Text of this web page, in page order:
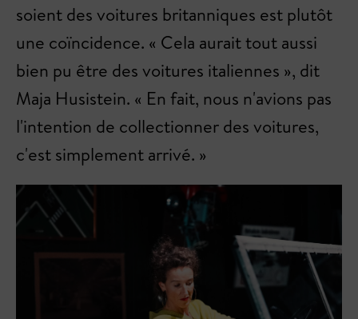
soient des voitures britanniques est plutôt
une coïncidence. « Cela aurait tout aussi
bien pu être des voitures italiennes », dit
Maja Husistein. « En fait, nous n'avions pas
l'intention de collectionner des voitures,
c'est simplement arrivé. »